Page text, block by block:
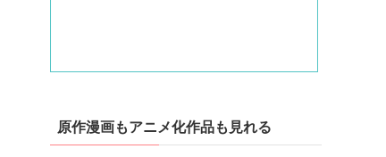
原作漫画もアニメ化作品も見れる